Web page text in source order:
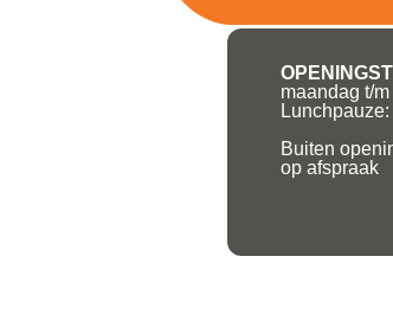
maandag t/
Buiten
op afspraak